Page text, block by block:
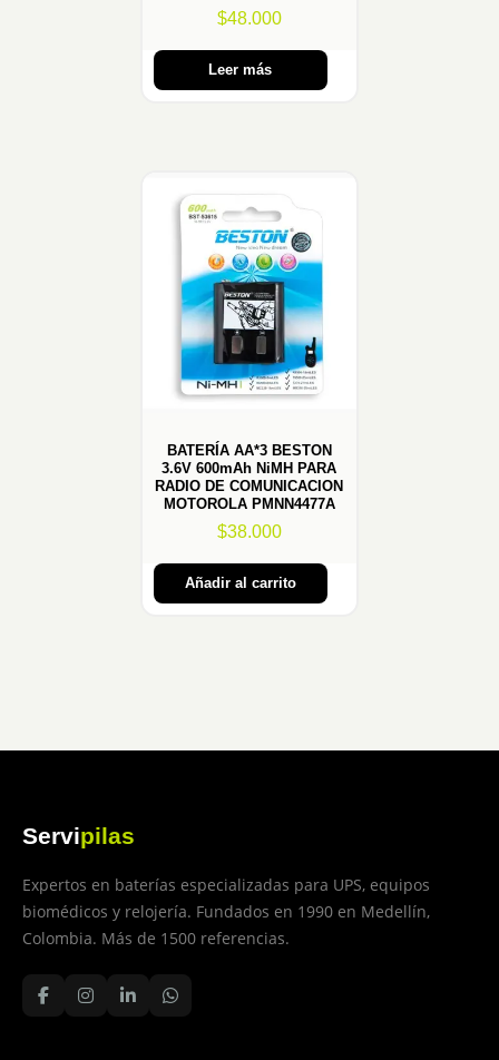
$48.000
Leer más
BATERÍA AA*3 BESTON
3.6V 600mAh NiMH PARA
RADIO DE COMUNICACION
MOTOROLA PMNN4477A
$38.000
Añadir al carrito
Servipilas
Expertos en baterías especializadas para UPS, equipos
biomédicos y relojería. Fundados en 1990 en Medellín,
Colombia. Más de 1500 referencias.